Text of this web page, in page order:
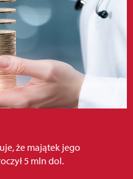
że majątek jego
5 mln dol.